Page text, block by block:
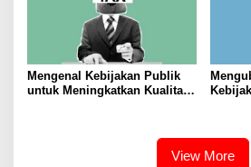
Mengenal Kebijakan Publik
untuk Meningkatkan Kualitas
View More